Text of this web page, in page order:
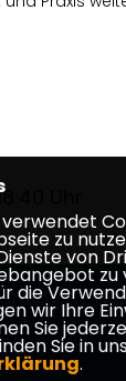
Uhr
Waldeck-
zu
von
die
wir Ihre
Sie
Sie in
.